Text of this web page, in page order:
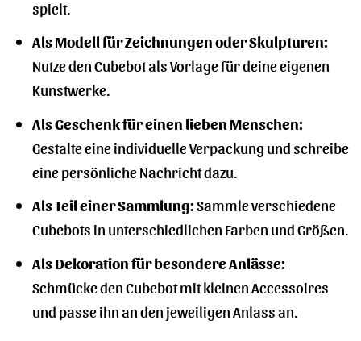
spielt.
Als Modell für Zeichnungen oder Skulpturen:
Nutze den Cubebot als Vorlage für deine eigenen
Kunstwerke.
Als Geschenk für einen lieben Menschen:
Gestalte eine individuelle Verpackung und schreibe
eine persönliche Nachricht dazu.
Als Teil einer Sammlung:Sammle verschiedene
Cubebots in unterschiedlichen Farben und Größen.
Als Dekoration für besondere Anlässe:
Schmücke den Cubebot mit kleinen Accessoires
und passe ihn an den jeweiligen Anlass an.